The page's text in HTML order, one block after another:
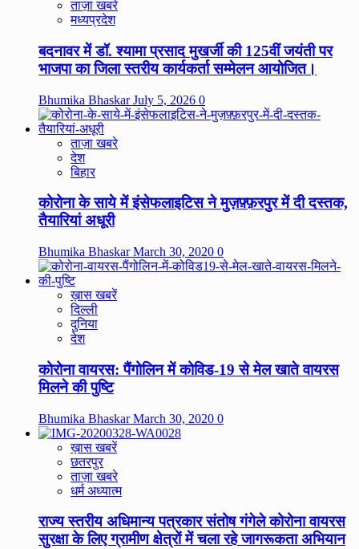
ताज़ा खबरे
मध्यप्रदेश
बदनावर में डॉ. श्यामा प्रसाद मुखर्जी की 125वीं जयंती पर
भाजपा का जिला स्तरीय कार्यकर्ता सम्मेलन आयोजित।
Bhumika BhaskarJuly 5, 2026 0
ताज़ा खबरे
देश
बिहार
कोरोना के साये में इंसेफलाइटिस ने मुज़फ़्फ़रपुर में दी दस्तक,
तैयारियां अधूरी
Bhumika BhaskarMarch 30, 2020 0
ख़ास खबरें
दिल्ली
दुनिया
देश
कोरोना वायरस: पैंगोलिन में कोविड-19 से मेल खाते वायरस
मिलने की पुष्टि
Bhumika BhaskarMarch 30, 2020 0
ख़ास खबरें
छतरपुर
ताज़ा खबरे
धर्म अध्यात्म
राज्य स्तरीय अधिमान्य पत्रकार संतोष गंगेले कोरोना वायरस
सुरक्षा के लिए ग्रामीण क्षेत्रों में चला रहे जागरूकता अभियान